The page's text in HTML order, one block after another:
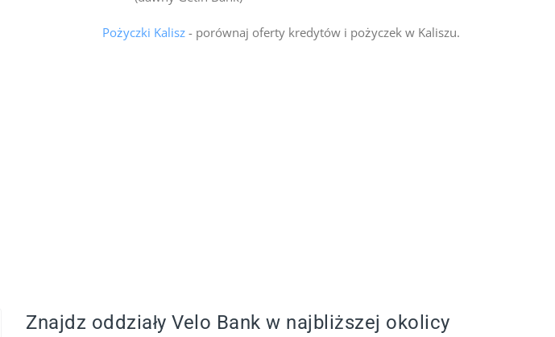
Pożyczki Kalisz- porównaj oferty kredytów i pożyczek w Kaliszu.
Znajdz oddziały Velo Bank w najbliższej okolicy